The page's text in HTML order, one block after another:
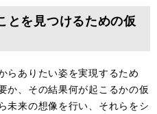
とを見つけるための仮
らありたい姿を実現するため
か、その結果何が起こるかの仮
未来の想像を行い、それらをシ